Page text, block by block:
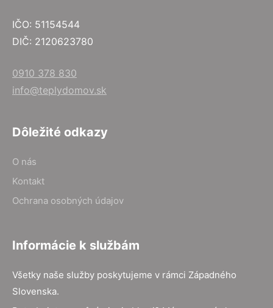
IČO: 51154544
DIČ: 2120623780
0910 378 830
info@teplydomov.sk
Dôležité odkazy
O nás
Kontakt
Ochrana osobných údajov
Informácie k službám
Všetky naše služby poskytujeme v rámci Západného
Slovenska.